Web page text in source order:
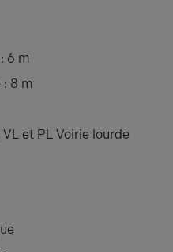
6 m
: 8 m
et PL Voirie lourde